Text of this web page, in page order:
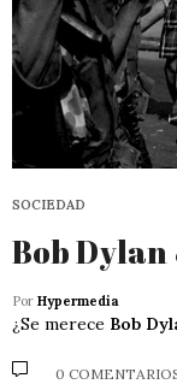
SOCIEDAD
Bob
Por Hypermedia
¿Se merece Bob
0